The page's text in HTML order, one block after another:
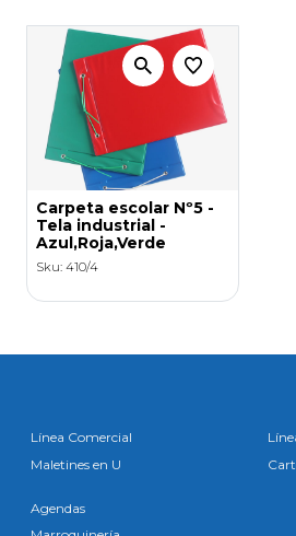
Carpeta escolar Nº5 -
Tela industrial -
Azul,Roja,Verde
Sku: 410/4
Línea Comercial
Maletines en U
Agendas